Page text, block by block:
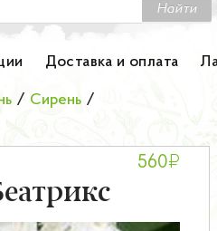
Найти
Доставка и оплата
/ Сирень /
560₽